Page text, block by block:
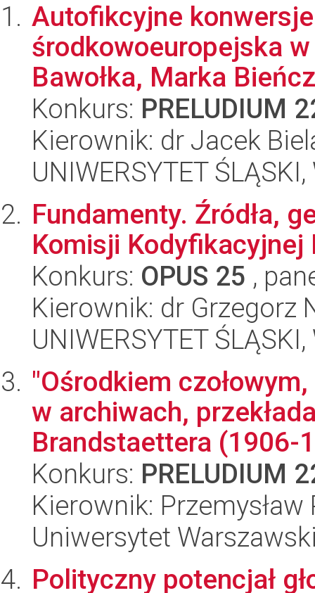
Autofikcyjne
środkowoeuropejska
Bawołka, Marka
Konkurs: PRELUDIUM
Kierownik: dr Jacek
UNIWERSYTET
Fundamenty. Źródła,
Komisji
Konkurs: OPUS 25 ,
Kierownik: dr Grzegorz
UNIWERSYTET
"Ośrodkiem
w archiwach,
Brandstaettera (1906-
Konkurs: PRELUDIUM
Kierownik: Przemysław
Uniwersytet
Polityczny potencjał